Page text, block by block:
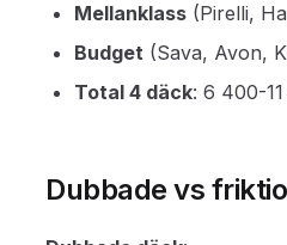
Mellanklass (Pirelli,
Budget (Sava, Avon,
Total 4 däck: 6 400-
Dubbade vs